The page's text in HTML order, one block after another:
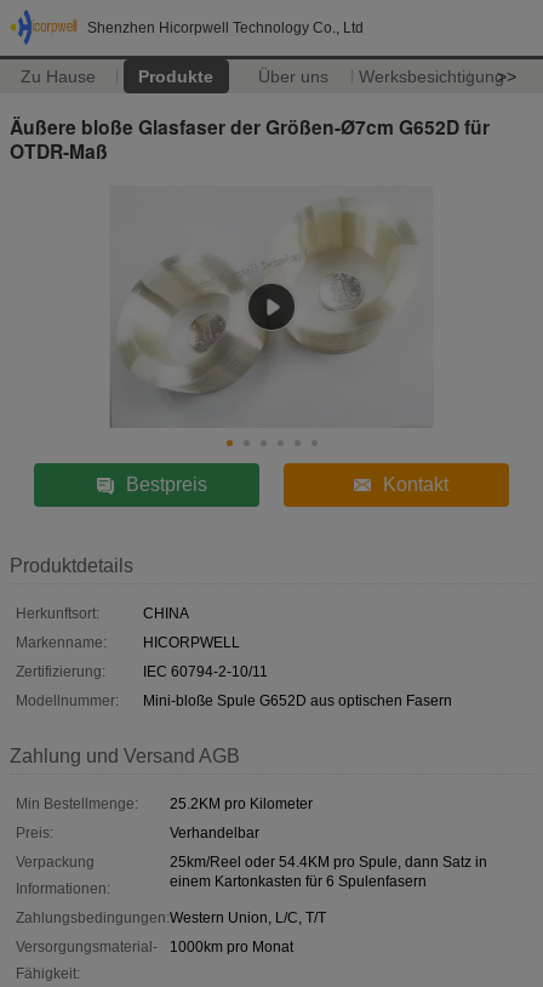
Shenzhen Hicorpwell Technology Co., Ltd
Zu Hause Produkte Über uns Werksbesichtigung>>
Äußere bloße Glasfaser der Größen-Ø7cm G652D für
OTDR-Maß
Bestpreis Kontakt
Produktdetails
Herkunftsort:
CHINA
Markenname:
HICORPWELL
Zertifizierung:
IEC 60794-2-10/11
Modellnummer:
Mini-bloße Spule G652D aus optischen Fasern
Zahlung und Versand AGB
Min Bestellmenge:
25.2KM pro Kilometer
Preis:
Verhandelbar
Verpackung
Informationen:
25km/Reel oder 54.4KM pro Spule, dann Satz in
einem Kartonkasten für 6 Spulenfasern
Zahlungsbedingungen:Western Union, L/C, T/T
Versorgungsmaterial-
Fähigkeit:
1000km pro Monat